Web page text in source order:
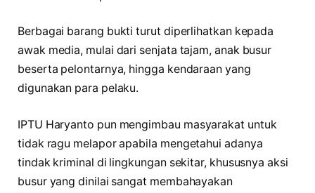
Berbagai barang bukti turut diperlihatkan kepada
awak media, mulai dari senjata tajam, anak busur
beserta pelontarnya, hingga kendaraan yang
digunakan para pelaku.
IPTU Haryanto pun mengimbau masyarakat untuk
tidak ragu melapor apabila mengetahui adanya
tindak kriminal di lingkungan sekitar, khususnya aksi
busur yang dinilai sangat membahayakan